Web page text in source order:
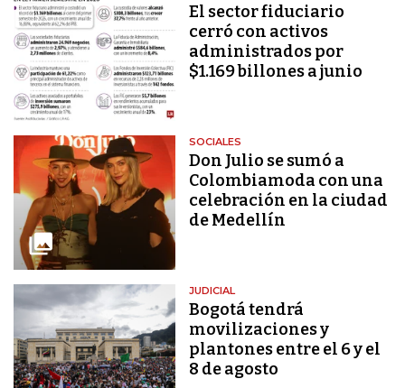
El sector fiduciario
cerró con activos
administrados por
$1.169 billones a junio
SOCIALES
Don Julio se sumó a
Colombiamoda con una
celebración en la ciudad
de Medellín
JUDICIAL
Bogotá tendrá
movilizaciones y
plantones entre el 6 y el
8 de agosto